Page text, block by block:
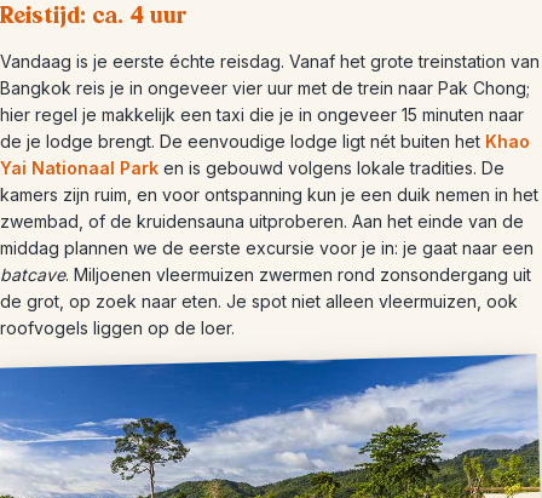
Reistijd: ca. 4 uur
Vandaag is je eerste échte reisdag. Vanaf het grote treinstation van
Bangkok reis je in ongeveer vier uur met de trein naar Pak Chong;
hier regel je makkelijk een taxi die je in ongeveer 15 minuten naar
de je lodge brengt. De eenvoudige lodge ligt nét buiten het Khao
Yai Nationaal Park en is gebouwd volgens lokale tradities. De
kamers zijn ruim, en voor ontspanning kun je een duik nemen in het
zwembad, of de kruidensauna uitproberen. Aan het einde van de
middag plannen we de eerste excursie voor je in: je gaat naar een
batcave. Miljoenen vleermuizen zwermen rond zonsondergang uit
de grot, op zoek naar eten. Je spot niet alleen vleermuizen, ook
roofvogels liggen op de loer.